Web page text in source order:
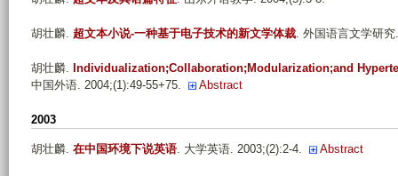
胡壮麟. 超文本小说-一种基于电子技术的新文学体裁. 外国语言文学研
胡壮麟. Individualization;Collaboration;Modularization;and
中国外语. 2004;(1):49-55+75.
Abstract
2003
胡壮麟. 在中国环境下说英语. 大学英语. 2003;(2):2-4. Abstract